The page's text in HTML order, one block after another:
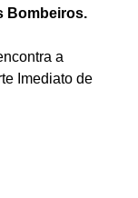
Bombeiros.
a
Imediato de